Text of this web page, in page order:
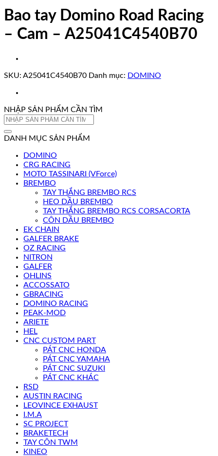
Bao tay Domino Road Racing
– Cam – A25041C4540B70
SKU: A25041C4540B70 Danh mục: DOMINO
NHẬP SẢN PHẨM CẦN TÌM
Tìm
DANH MỤC SẢN PHẨM
DOMINO
CRG RACING
MOTO TASSINARI (VForce)
BREMBO
TAY THẮNG BREMBO RCS
HEO DẦU BREMBO
TAY THẮNG BREMBO RCS CORSACORTA
CÔN DẦU BREMBO
EK CHAIN
GALFER BRAKE
OZ RACING
NITRON
GALFER
OHLINS
ACCOSSATO
GBRACING
DOMINO RACING
PEAK-MOD
ARIETE
HEL
CNC CUSTOM PART
PÁT CNC HONDA
PÁT CNC YAMAHA
PÁT CNC SUZUKI
PÁT CNC KHÁC
RSD
AUSTIN RACING
LEOVINCE EXHAUST
I.M.A
SC PROJECT
BRAKETECH
TAY CÔN TWM
KINEO